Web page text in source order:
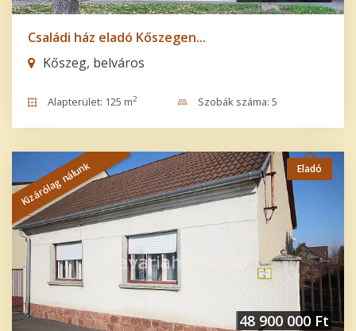
Családi ház eladó Kőszegen...
Kőszeg, belváros
Alapterület: 125 m2 Szobák száma: 5
Kizárólag nálunk Eladó
48 900 000 Ft